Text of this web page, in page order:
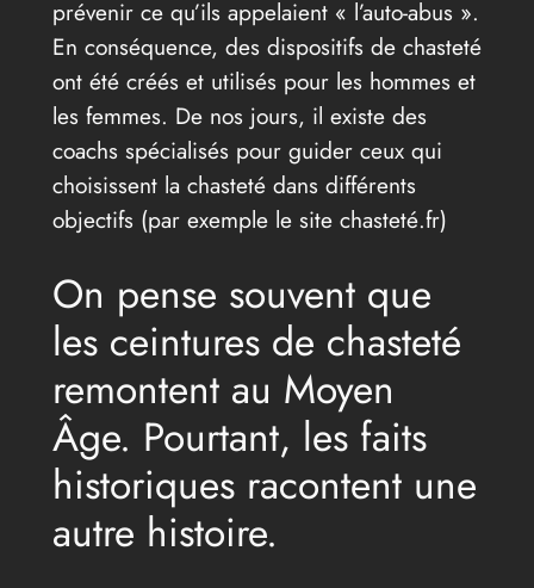
prévenir ce qu’ils appelaient « l’auto-abus ».
En conséquence, des dispositifs de chasteté
ont été créés et utilisés pour les hommes et
les femmes. De nos jours, il existe des
coachs spécialisés pour guider ceux qui
choisissent la chasteté dans différents
objectifs (par exemple le site chasteté.fr)
On pense souvent que
les ceintures de chasteté
remontent au Moyen
Âge. Pourtant, les faits
historiques racontent une
autre histoire.